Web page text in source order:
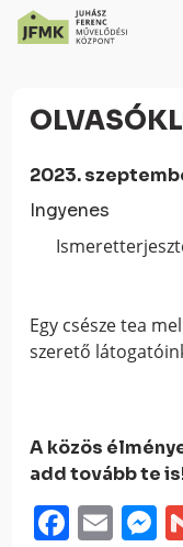
Content
navigációhoz
2023.
Ingyenes
Egy csésze tea
szerető
A közös
add tovább te